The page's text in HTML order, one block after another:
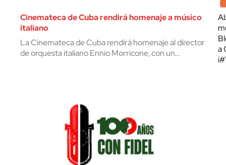
Cinemateca de Cuba rendirá homenaje a músico
italiano
La Cinemateca de Cuba rendirá homenaje al director
de orquesta italiano Ennio Morricone, con un…
a